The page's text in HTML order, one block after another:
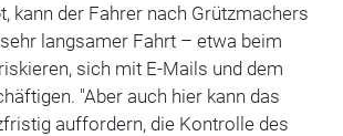
kann der Fahrer nach Grützmachers
langsamer Fahrt – etwa beim
sich mit E-Mails und dem
"Aber auch hier kann das
auffordern, die Kontrolle des